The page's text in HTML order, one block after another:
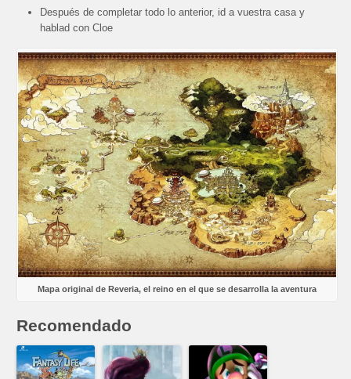
Después de completar todo lo anterior, id a vuestra casa y
hablad con Cloe
Mapa original de Reveria, el reino en el que se desarrolla la aventura
Recomendado